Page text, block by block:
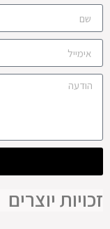
זכויות יוצרים